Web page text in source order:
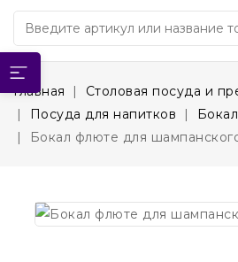
Главная
Столовая посуда и
Посуда для напитков
Бокал флюте для